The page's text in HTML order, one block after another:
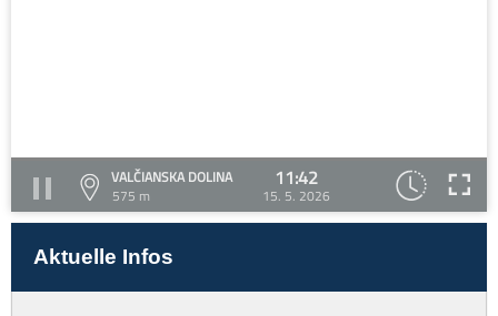
VALČIANSKA DOLINA
575 m
11:42
15. 5. 2026
Aktuelle Infos